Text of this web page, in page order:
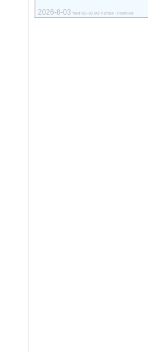
2026-8-03 тент 82–92 м3 Латвія - Румунія